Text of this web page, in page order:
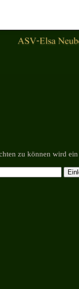
zu können wird